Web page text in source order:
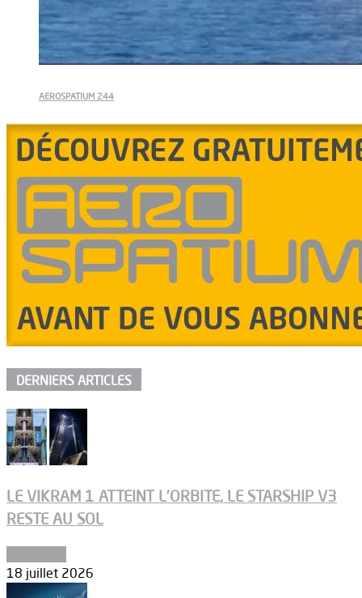
AEROSPATIUM 244
DERNIERS ARTICLES
LE VIKRAM 1 ATTEINT L’ORBITE, LE STARSHIP V3
RESTE AU SOL
18 juillet 2026